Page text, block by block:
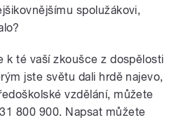
spolužákovi,
k té vaší zkoušce z dospělosti
jste světu dali hrdě najevo,
vzdělání, můžete
800 900. Napsat můžete